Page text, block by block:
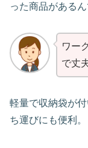
った商品がある
ワー
で丈
軽量で収納袋が
ち運びにも便利。